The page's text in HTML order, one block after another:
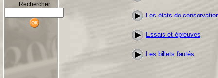
Rechercher
Les états de
Essais et épreuves
Les billets fautés